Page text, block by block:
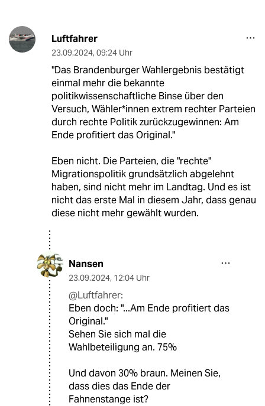
Luftfahrer
23.09.2024, 09:24 Uhr
"Das Brandenburger Wahlergebnis bestätigt
einmal mehr die bekannte
politikwissenschaftliche Binse über den
Versuch, Wäh­le­r*in­nen extrem rechter Parteien
durch rechte Politik zurückzugewinnen: Am
Ende profitiert das Original."
Eben nicht. Die Parteien, die "rechte"
Migrationspolitik grundsätzlich abgelehnt
haben, sind nicht mehr im Landtag. Und es ist
nicht das erste Mal in diesem Jahr, dass genau
diese nicht mehr gewählt wurden.
Nansen
23.09.2024, 12:04 Uhr
@Luftfahrer:
Eben doch: "...Am Ende profitiert das
Original."
Sehen Sie sich mal die
Wahlbeteiligung an. 75%
Und davon 30% braun. Meinen Sie,
dass dies das Ende der
Fahnenstange ist?